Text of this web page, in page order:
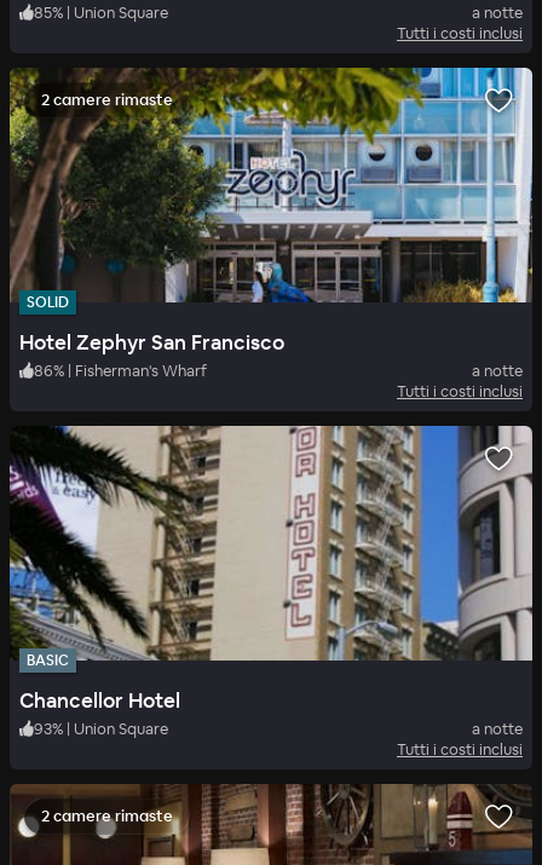
85% | Union Square
a notte
Tutti i costi inclusi
2 camere rimaste
SOLID
Hotel Zephyr San Francisco
86% | Fisherman's Wharf
a notte
Tutti i costi inclusi
BASIC
Chancellor Hotel
93% | Union Square
a notte
Tutti i costi inclusi
2 camere rimaste